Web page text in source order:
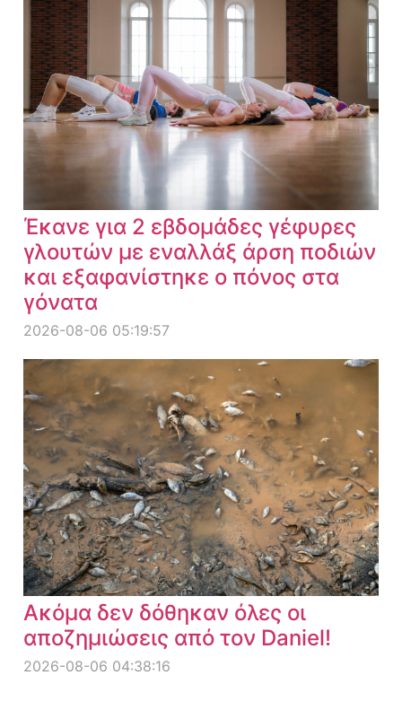
Έκανε για 2 εβδομάδες γέφυρες
γλουτών με εναλλάξ άρση ποδιών
και εξαφανίστηκε ο πόνος στα
γόνατα
2026-08-06 05:19:57
Ακόμα δεν δόθηκαν όλες οι
αποζημιώσεις από τον Daniel!
2026-08-06 04:38:16